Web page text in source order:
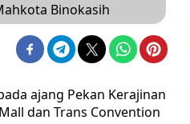
Binokasih
ajang Pekan Kerajinan
dan Trans Convention